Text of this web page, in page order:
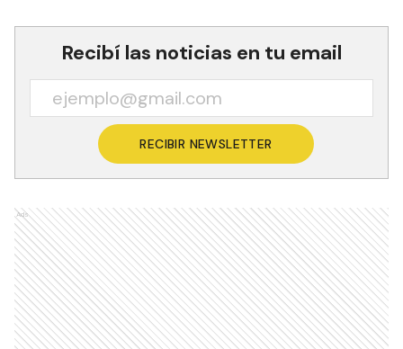
Recibí las noticias en tu email
RECIBIR NEWSLETTER
Ads